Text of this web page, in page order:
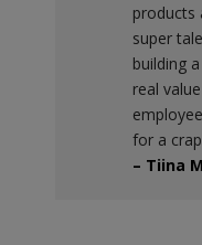
products
super
building
real
for a
– Tiina